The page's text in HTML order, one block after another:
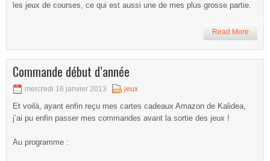
les jeux de courses, ce qui est aussi une de mes plus grosse partie.
Read More
Commande début d’année
mercredi 16 janvier 2013 jeux
Et voilà, ayant enfin reçu mes cartes cadeaux Amazon de Kalidea,
j’ai pu enfin passer mes commandes avant la sortie des jeux !
Au programme :